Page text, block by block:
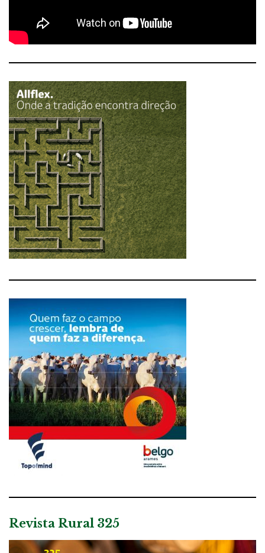
Revista Rural 325